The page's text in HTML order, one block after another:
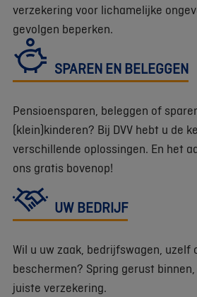
verzekering voor lichamelijke
gevolgen beperken.
SPAREN EN BELEGGEN
Pensioensparen, beleggen of
(klein)kinderen? Bij DVV hebt u de
verschillende oplossingen. En het
ons gratis bovenop!
UW BEDRIJF
Wil u uw zaak, bedrijfswagen, uzelf
beschermen? Spring gerust
juiste verzekering.